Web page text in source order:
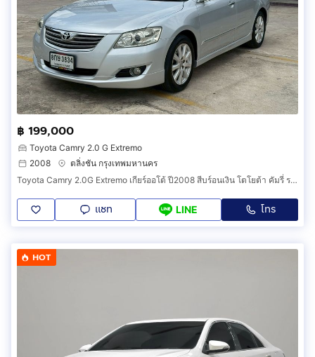
฿ 199,000
Toyota Camry 2.0 G Extremo
2008
ตลิ่งชัน กรุงเทพมหานคร
Toyota Camry 2.0G Extremo เกียร์ออโต้ ปี2008 สีบร์อนเงิน โตโยต้า คัมรี่ รถเก๋ง รถสวยสภาพนางฟ้า
แชท LINE โทร
HOT